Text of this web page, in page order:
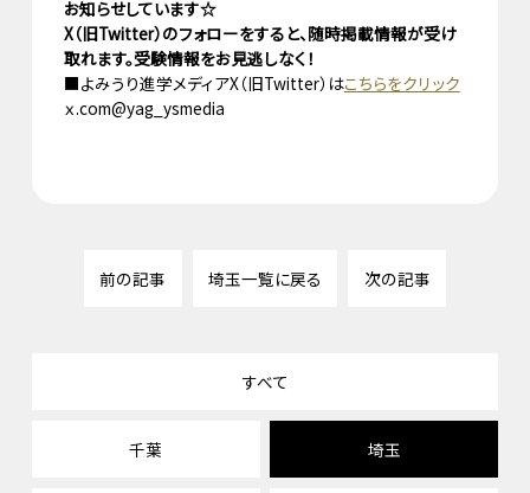
お知らせしています☆
X（旧Twitter）のフォローをすると、随時掲載情報が受け
取れます。受験情報をお見逃しなく！
■よみうり進学メディアX（旧Twitter）はこちらをクリック
ｘ.com@yag_ysmedia
前の記事 埼玉一覧に戻る 次の記事
すべて
千葉 埼玉